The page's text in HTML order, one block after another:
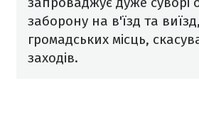
заборону на в'їзд та
громадських місць,
заходів.